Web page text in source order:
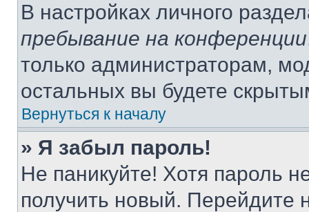
В настройках личного
пребывание на конференции
только администраторам,
остальных вы будете
Вернуться к началу
» Я забыл пароль!
Не паникуйте! Хотя пароль
получить новый. Перейдите